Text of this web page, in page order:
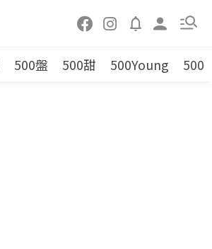
500盤 500甜 500Young 500